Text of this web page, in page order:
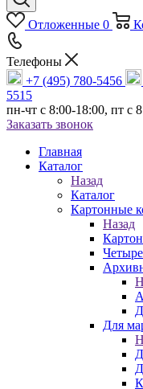
Отложенные 0
Телефоны
+7 (495) 780-5456
5515
пн-чт c 8:00-18:00, пт с
Заказать звонок
Главная
Каталог
Назад
Каталог
Картонные
Назад
Для